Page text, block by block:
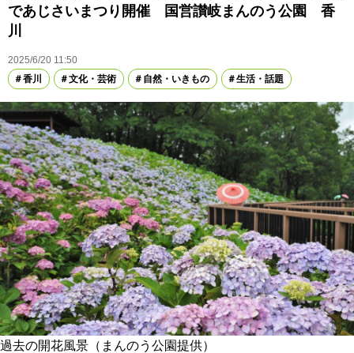
であじさいまつり開催 国営讃岐まんのう公園 香
川
2025/6/20 11:50
香川
文化・芸術 自然・いきもの 生活・話題
過去の開花風景（まんのう公園提供）